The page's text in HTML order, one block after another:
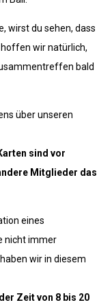
wirst du sehen, dass
wir natürlich,
bald
über unseren
sind vor
Mitglieder das
eines
nicht immer
wir in diesem
Zeit von 8 bis 20